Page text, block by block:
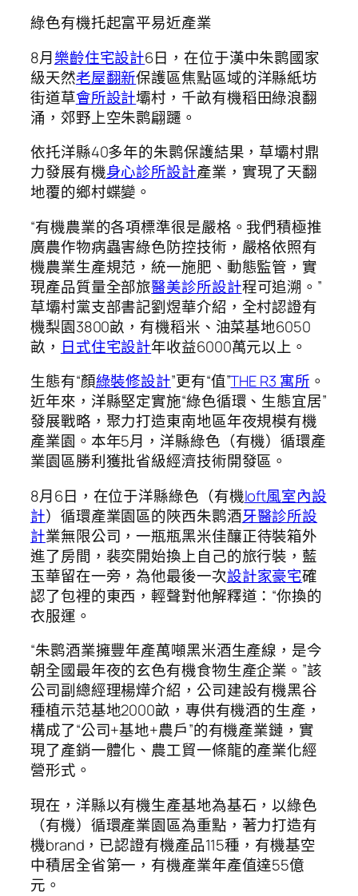
綠色有機托起富平易近產業
8月樂齡住宅設計6日，在位于漢中朱鹮國家
級天然老屋翻新保護區焦點區域的洋縣紙坊
街道草會所設計壩村，千畝有機稻田綠浪翻
涌，郊野上空朱鹮翩躚。
依托洋縣40多年的朱鹮保護結果，草壩村鼎
力發展有機身心診所設計產業，實現了天翻
地覆的鄉村蝶變。
“有機農業的各項標準很是嚴格。我們積極推
廣農作物病蟲害綠色防控技術，嚴格依照有
機農業生產規范，統一施肥、動態監管，實
現產品質量全部旅醫美診所設計程可追溯。”
草壩村黨支部書記劉煜華介紹，全村認證有
機梨園3800畝，有機稻米、油菜基地6050
畝， 日式住宅設計年收益6000萬元以上。
生態有“顏綠裝修設計”更有“值”THE R3 寓所 。
近年來，洋縣堅定實施“綠色循環、生態宜居”
發展戰略，聚力打造東南地區年夜規模有機
產業園。本年5月，洋縣綠色（有機）循環產
業園區勝利獲批省級經濟技術開發區。
8月6日，在位于洋縣綠色（有機loft風室內設
計）循環產業園區的陜西朱鹮酒牙醫診所設
計業無限公司，一瓶瓶黑米佳釀正待裝箱外
進了房間，裴奕開始換上自己的旅行裝，藍
玉華留在一旁，為他最後一次設計家豪宅確
認了包裡的東西，輕聲對他解釋道：“你換的
衣服運。
“朱鹮酒業擁豐年產萬噸黑米酒生產線，是今
朝全國最年夜的玄色有機食物生產企業。”該
公司副總經理楊燁介紹，公司建設有機黑谷
種植示范基地2000畝，專供有機酒的生產，
構成了“公司+基地+農戶”的有機產業鏈，實
現了產銷一體化、農工貿一條龍的產業化經
營形式。
現在，洋縣以有機生產基地為基石，以綠色
（有機）循環產業園區為重點，著力打造有
機brand，已認證有機產品115種，有機基空
中積居全省第一，有機產業年產值達55億
元。